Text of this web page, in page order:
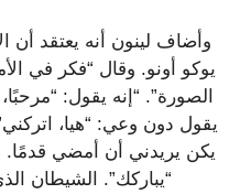
وأضاف لينون أنه يعتقد أن
يوكو أونو. وقال “فكر في
الصورة”. “إنه يقول:
يقول دون وعي: “هيا،
يكن يريدني أن أمضي قدمًا.
“يباركك”. الشيطان